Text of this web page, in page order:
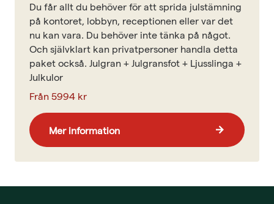
Du får allt du behöver för att sprida julstämning
på kontoret, lobbyn, receptionen eller var det
nu kan vara. Du behöver inte tänka på något.
Och självklart kan privatpersoner handla detta
paket också. Julgran + Julgransfot + Ljusslinga +
Julkulor
Från 5994 kr
Mer information arrow_forward